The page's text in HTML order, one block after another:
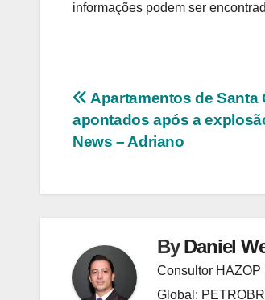
informações podem ser
Navegação
de
Apartamentos de Santa
apontados após a
News – Adriano
ByDaniel
Consultor HAZOP
Global: